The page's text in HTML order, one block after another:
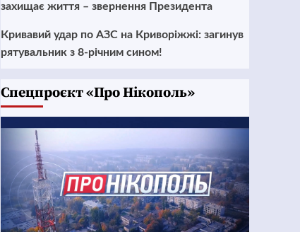
захищає життя – звернення Президента
Кривавий удар по АЗС на Криворіжжі: загинув
рятувальник з 8-річним сином!
Cпецпроєкт «Про Нікополь»